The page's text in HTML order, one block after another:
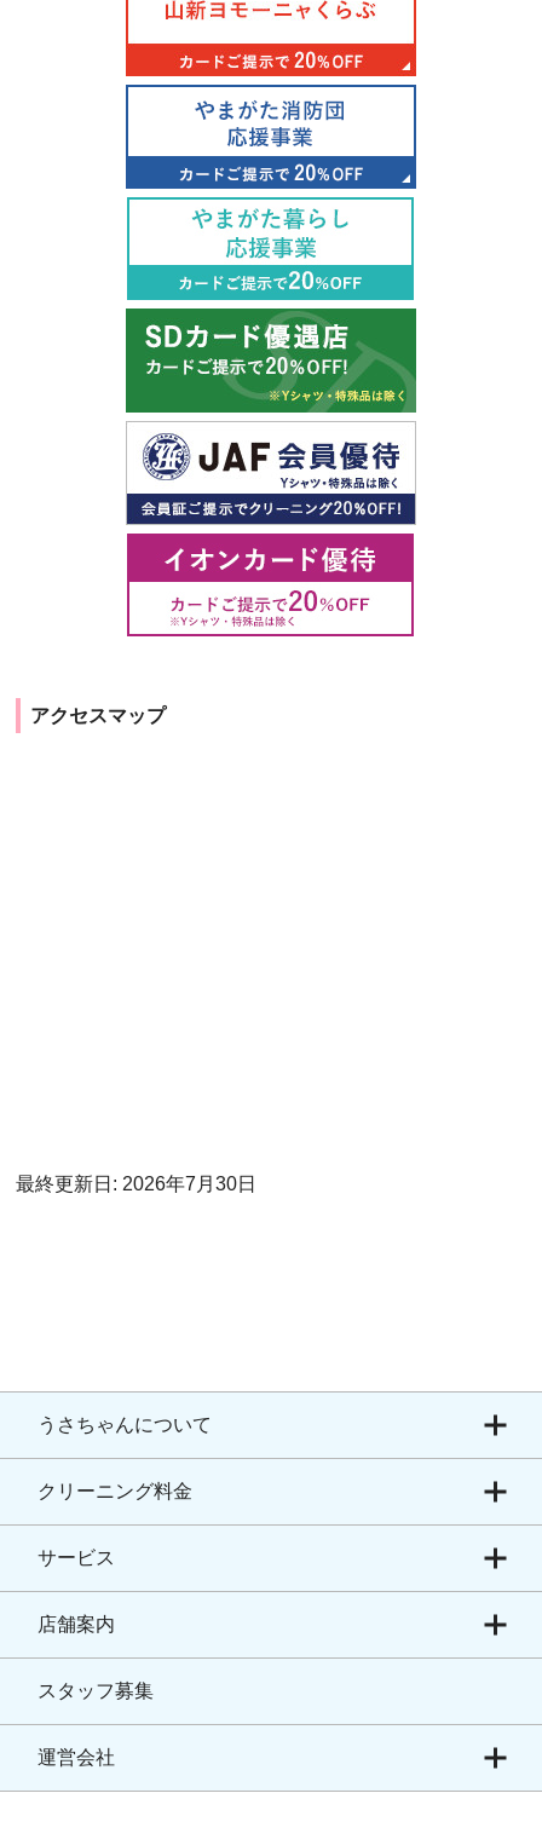
アクセスマップ
最終更新日: 2026年7月30日
うさちゃんについて
クリーニング料金
サービス
店舗案内
スタッフ募集
運営会社